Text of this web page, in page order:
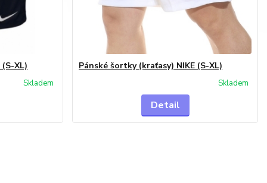
XL)
Skladem
Pánské šortky (kraťasy) NIKE (S-XL)
Skladem
Detail